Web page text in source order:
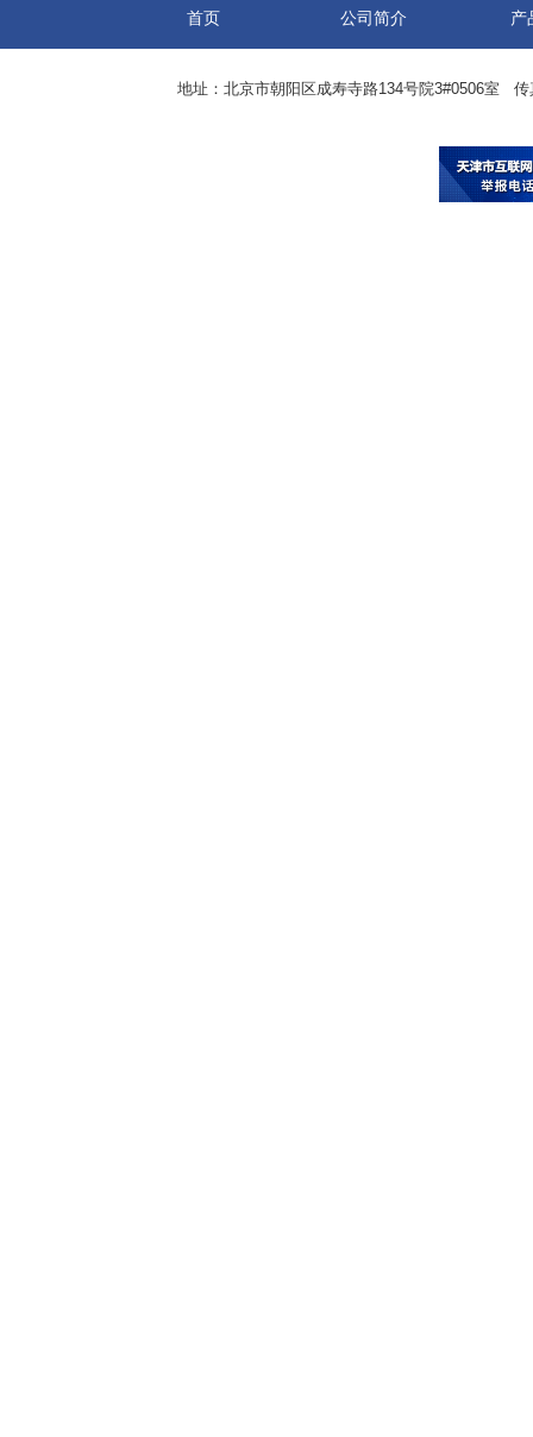
首页 公司简介 产
地址：北京市朝阳区成寿寺路134号院3#0506室